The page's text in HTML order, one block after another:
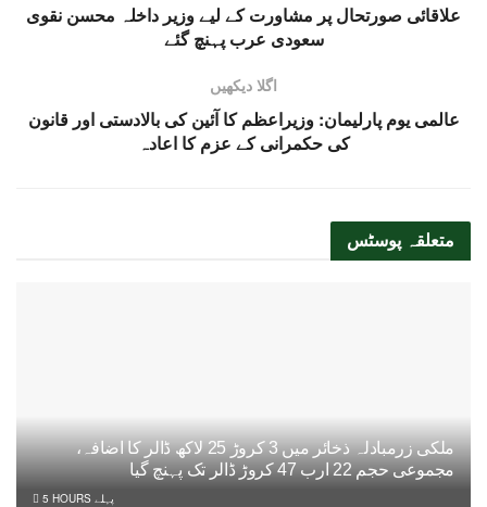
علاقائی صورتحال پر مشاورت کے لیے وزیر داخلہ محسن نقوی
سعودی عرب پہنچ گئے
اگلا دیکھیں
عالمی یوم پارلیمان: وزیراعظم کا آئین کی بالادستی اور قانون
کی حکمرانی کے عزم کا اعادہ
متعلقہ پوسٹس
ملکی زرمبادلہ ذخائر میں 3 کروڑ 25 لاکھ ڈالر کا اضافہ،
مجموعی حجم 22 ارب 47 کروڑ ڈالر تک پہنچ گیا
5 HOURS پہلے